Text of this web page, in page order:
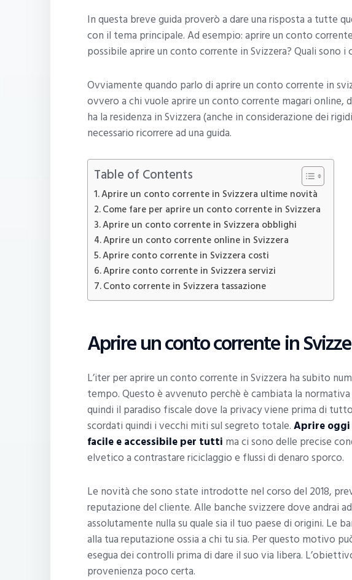
In questa breve guida proverò a dare una risposta a tutte
con il tema principale. Ad esempio: aprire un conto
possibile aprire un conto corrente in Svizzera? Quali sono
Ovviamente quando parlo di aprire un conto corrente in
ovvero a chi vuole aprire un conto corrente magari online,
ha la residenza in Svizzera (anche in considerazione dei
necessario ricorrere ad una guida.
Table of Contents
Aprire un conto corrente in Svizzera ultime novità
Come fare per aprire un conto corrente in Svizzera
Aprire un conto corrente in Svizzera obblighi
Aprire un conto corrente online in Svizzera
Aprire conto corrente in Svizzera costi
Aprire conto corrente in Svizzera servizi
Conto corrente in Svizzera tassazione
Aprire un conto corrente in
L’iter per aprire un conto corrente in Svizzera ha subito
tempo. Questo è avvenuto perchè è cambiata la normativa
quindi il paradiso fiscale dove la privacy viene prima di
scordati quindi i vecchi miti sul segreto totale.Aprire oggi
facile e accessibile per tutti ma ci sono delle precise
elvetico a contrastare riciclaggio e flussi di denaro sporco.
Le novità che sono state introdotte nel corso del 2018,
reputazione del cliente. Alle banche svizzere dove andrai
assolutamente nulla su quale sia il tuo paese di origini. Le
alla tua reputazione ossia a chi tu sia. Per questo motivo
esegua dei controlli prima di dare il suo via libera.
provenienza poco certa.